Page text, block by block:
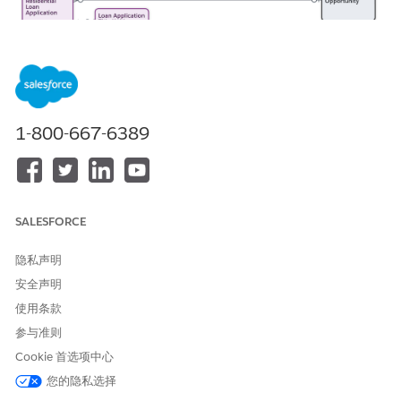
授予用户对抵押贷款功能的访问权限
贷款管理人员和承保人等用户需要对抵押贷款相关对象、文档核
对清单项目和流的不同级别的访问权限。使用权限集和简档为您
的用户设置必要的访问权限。
1-800-667-6389
SALESFORCE
隐私声明
安全声明
使用条款
参与准则
Cookie 首选项中心
您的隐私选择